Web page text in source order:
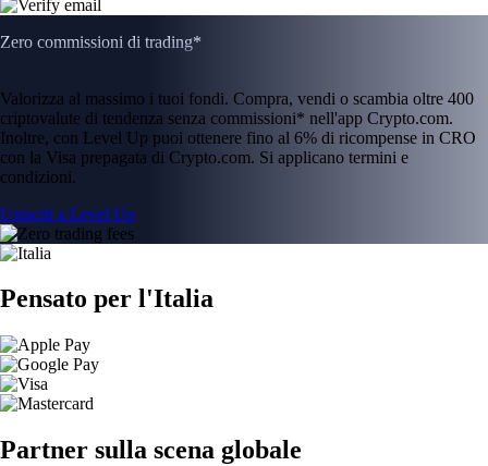
Zero commissioni di trading*
Valorizza al massimo i tuoi fondi. Compra, vendi o scambia oltre 400
criptovalute di tendenza senza commissioni* nell'app Crypto.com.
Inoltre, con Level Up puoi ottenere fino al 6% di ricompense in CRO
con la Visa prepagata di Crypto.com. Si applicano termini e
condizioni.
Unisciti a Level Up
Pensato per l'Italia
Partner sulla scena globale